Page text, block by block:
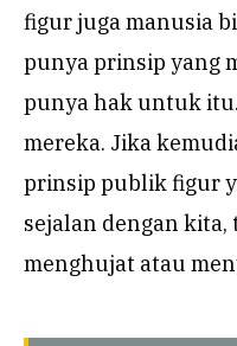
figur juga manusia
punya prinsip yang
punya hak untuk
mereka. Jika
prinsip publik figur
sejalan dengan
menghujat atau